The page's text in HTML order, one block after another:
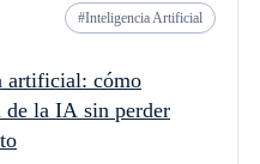
Inteligencia Artificial
artificial: cómo
de la IA sin perder